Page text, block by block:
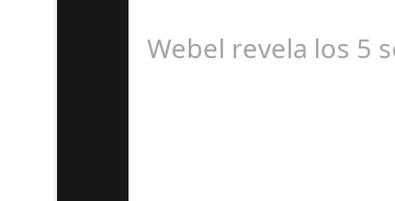
Webel revela los 5